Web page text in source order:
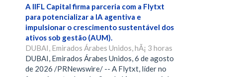
A IIFL Capital firma parceria com a Flytxt
para potencializar a IA agentiva e
impulsionar o crescimento sustentável dos
ativos sob gestão (AUM).
DUBAI, Emirados Árabes Unidos, hÃ¡ 3 horas
DUBAI, Emirados Árabes Unidos, 6 de agosto
de 2026 /PRNewswire/ -- A Flytxt, líder no